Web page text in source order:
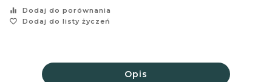
equalizer
Dodaj do porównania
favorite_border
Dodaj do listy życzeń
Opis